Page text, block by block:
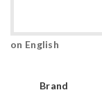
on English
Brand